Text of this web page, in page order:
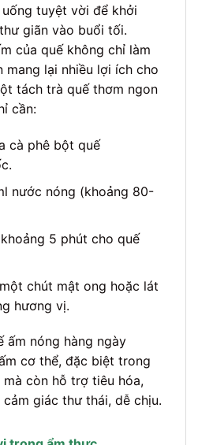
tuyệt vời để khởi
giãn vào buổi tối.
của quế không chỉ làm
mang lại nhiều lợi ích cho
tách trà quế thơm ngon
cần:
cà phê bột quế
nước nóng (khoảng 80-
5 phút cho quế
chút mật ong hoặc lát
hương vị.
ấm nóng hàng ngày
cơ thể, đặc biệt trong
mà còn hỗ trợ tiêu hóa,
giác thư thái, dễ chịu.